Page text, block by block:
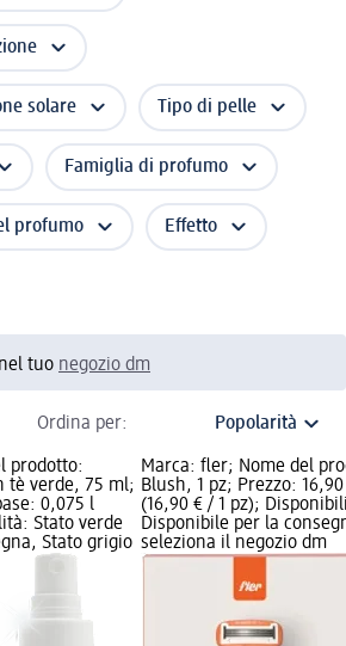
solare Tipo di pelle
Famiglia di profumo
profumo Effetto
tuo negozio dm
Ordina per:
prodotto:
tè verde, 75 ml;
0,075 l
Stato verde
Stato grigio
Marca: fler; Nome del
Blush, 1 pz; Prezzo:
(16,90 € / 1 pz);
Disponibile per la
seleziona il negozio dm